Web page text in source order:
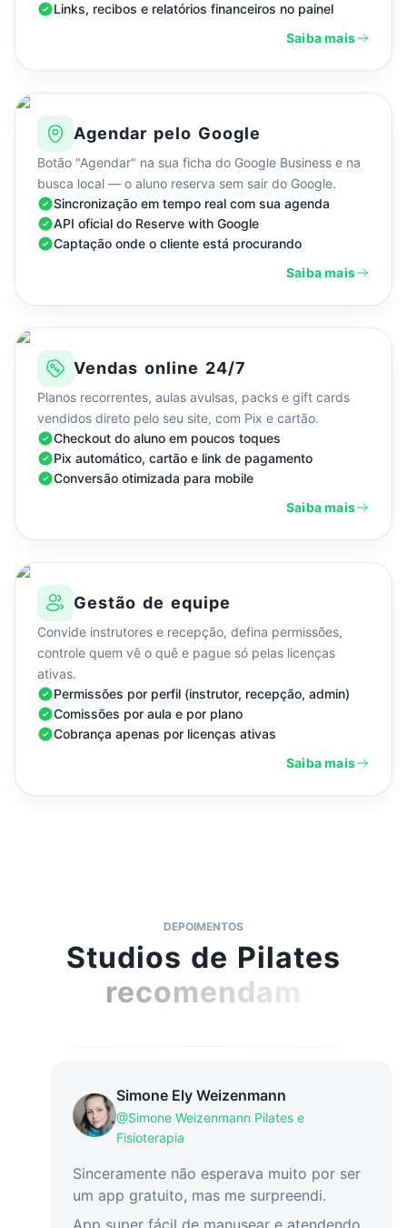
Links, recibos e relatórios financeiros no painel
Saiba mais
Agendar pelo Google
Botão "Agendar" na sua ficha do Google Business e na
busca local — o aluno reserva sem sair do Google.
Sincronização em tempo real com sua agenda
API oficial do Reserve with Google
Captação onde o cliente está procurando
Saiba mais
Vendas online 24/7
Planos recorrentes, aulas avulsas, packs e gift cards
vendidos direto pelo seu site, com Pix e cartão.
Checkout do aluno em poucos toques
Pix automático, cartão e link de pagamento
Conversão otimizada para mobile
Saiba mais
Gestão de equipe
Convide instrutores e recepção, defina permissões,
controle quem vê o quê e pague só pelas licenças
ativas.
Permissões por perfil (instrutor, recepção, admin)
Comissões por aula e por plano
Cobrança apenas por licenças ativas
Saiba mais
DEPOIMENTOS
Studios de Pilates
recomendam
Simone Ely Weizenmann
@Simone Weizenmann Pilates e
Fisioterapia
Sinceramente não esperava muito por ser
um app gratuito, mas me surpreendi.
App super fácil de manusear e atendendo